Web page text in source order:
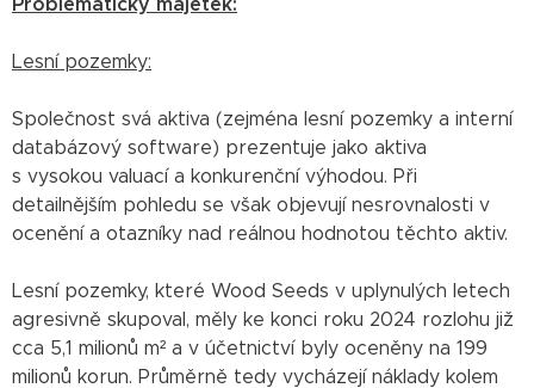
Problematický majetek:
Lesní pozemky:
Společnost svá aktiva (zejména lesní pozemky a interní
databázový software) prezentuje jako aktiva
s vysokou valuací a konkurenční výhodou. Při
detailnějším pohledu se však objevují nesrovnalosti v
ocenění a otazníky nad reálnou hodnotou těchto aktiv.
Lesní pozemky, které Wood Seeds v uplynulých letech
agresivně skupoval, měly ke konci roku 2024 rozlohu již
cca 5,1 milionů m² a v účetnictví byly oceněny na 199
milionů korun. Průměrně tedy vycházejí náklady kolem